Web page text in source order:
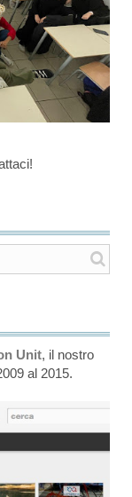
Unit, il nostro
al 2015.